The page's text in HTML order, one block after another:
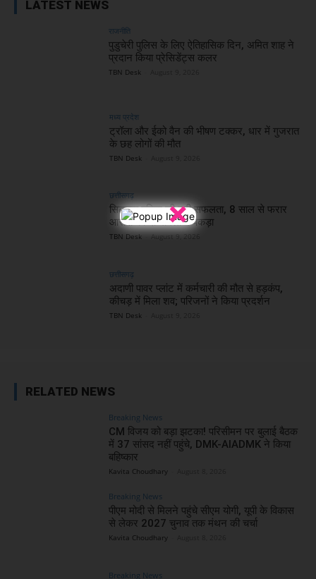
×
LATEST NEWS
राजनीति
पुडुचेरी पुलिस के लिए ऐतिहासिक दिन, अमित शाह ने
प्रदान किया प्रेसिडेंट्स कलर
TBN Desk
मध्य प्रदेश
ट्रॉला और ईको वैन की भीषण टक्कर, धार में गुजरात
के छह लोगों की मौत
TBN Desk
छत्तीसगढ़
सिलतरा पुलिस की बड़ी सफलता, 8 साल से फरार
आरोपी को दो मामलों में पकड़ा
TBN Desk - August 9, 2026
छत्तीसगढ़
अदाणी पावर प्लांट में कर्मचारी की मौत से हड़कंप,
कीचड़ में मिला शव; परिजनों ने किया प्रदर्शन
TBN Desk
RELATED NEWS
Breaking News
CM विजय को बड़ा झटका! परिसीमन पर बुलाई बैठक
में 37 सांसद नहीं पहुंचे, DMK-AIADMK ने किया
बहिष्कार
Kavita Choudhary
Breaking News
पीएम मोदी से मिलने पहुंचे सीएम योगी, यूपी के विकास
से लेकर 2027 चुनाव तक मंथन की चर्चा
Kavita Choudhary
Breaking News